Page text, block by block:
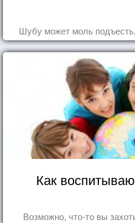
Шубу может моль
Как
Возможно, что-то вы